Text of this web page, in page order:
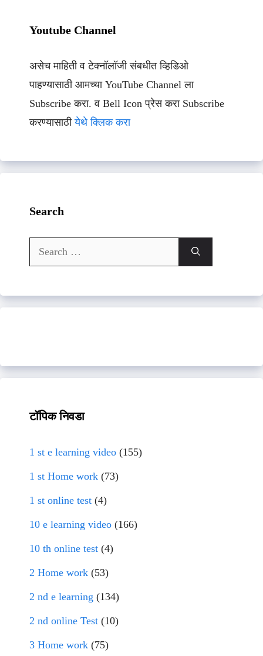
Youtube Channel
असेच माहिती व टेक्नॉलॉजी संबधीत व्हिडिओ
पाहण्यासाठी आमच्या YouTube Channel ला
Subscribe करा. व Bell Icon प्रेस करा Subscribe
करण्यासाठीयेथे क्लिक करा
Search
Search
for:
टॉपिक निवडा
1 st e learning video (155)
1 st Home work (73)
1 st online test (4)
10 e learning video (166)
10 th online test (4)
2 Home work (53)
2 nd e learning (134)
2 nd online Test (10)
3 Home work (75)